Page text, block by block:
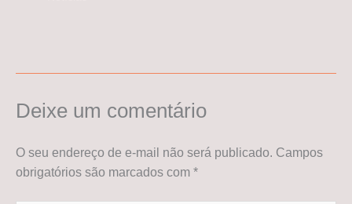
Deixe um comentário
O seu endereço de e-mail não será publicado. Campos
obrigatórios são marcados com *